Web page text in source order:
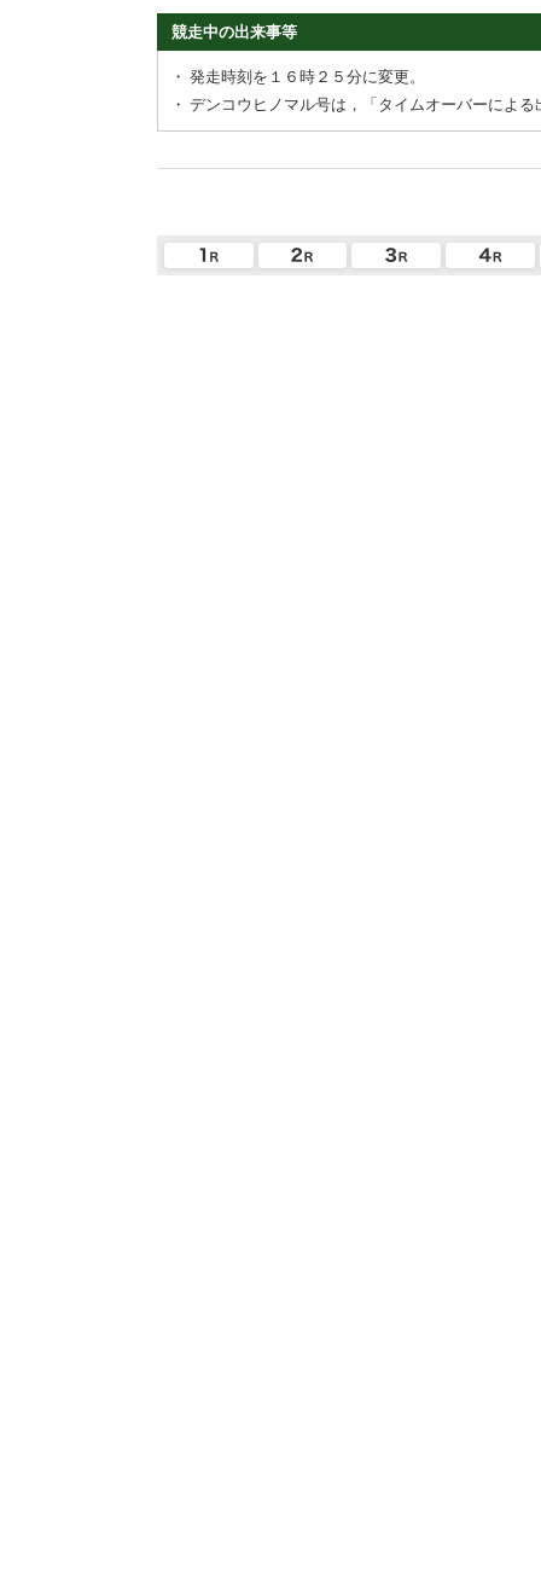
競走中の出来事等
・ 発走時刻を１６時２５分に変更。
・ デンコウヒノマル号は，「タイムオーバーによ